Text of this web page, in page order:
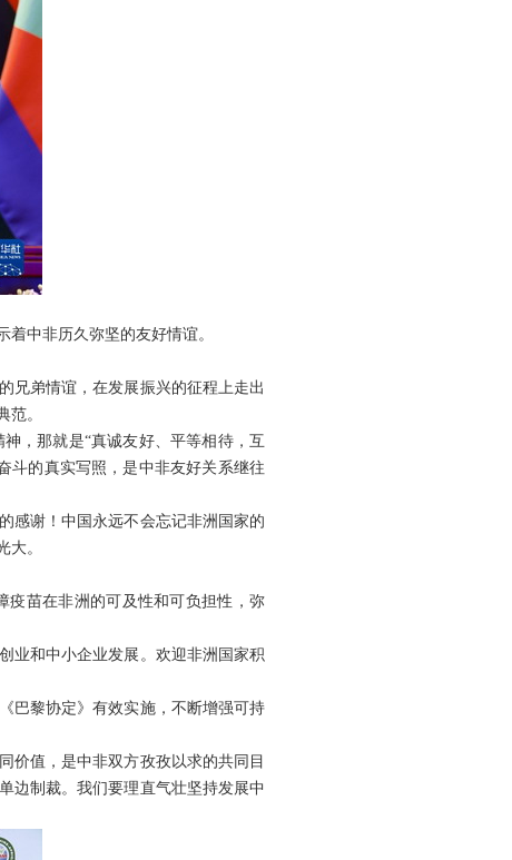
中非历久弥坚的友好情谊。
兄弟情谊，在发展振兴的征程上走出
范。
，那就是“真诚友好、平等相待，互
斗的真实写照，是中非友好关系继往
感谢！中国永远不会忘记非洲国家的
大。
疫苗在非洲的可及性和可负担性，弥
业和中小企业发展。欢迎非洲国家积
巴黎协定》有效实施，不断增强可持
价值，是中非双方孜孜以求的共同目
边制裁。我们要理直气壮坚持发展中